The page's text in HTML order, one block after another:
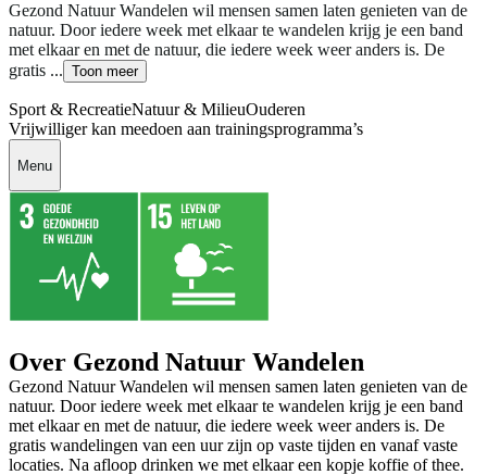
Gezond Natuur Wandelen wil mensen samen laten genieten van de
natuur. Door iedere week met elkaar te wandelen krijg je een band
met elkaar en met de natuur, die iedere week weer anders is. De
gratis ... Toon meer
Sport & RecreatieNatuur & MilieuOuderen
Vrijwilliger kan meedoen aan trainingsprogramma’s
Menu
Over Gezond Natuur Wandelen
Gezond Natuur Wandelen wil mensen samen laten genieten van de
natuur. Door iedere week met elkaar te wandelen krijg je een band
met elkaar en met de natuur, die iedere week weer anders is. De
gratis wandelingen van een uur zijn op vaste tijden en vanaf vaste
locaties. Na afloop drinken we met elkaar een kopje koffie of thee.